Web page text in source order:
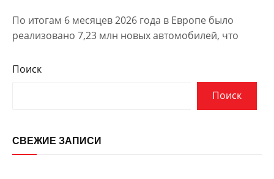
По итогам 6 месяцев 2026 года в Европе было
реализовано 7,23 млн новых автомобилей, что
Поиск
Поиск
СВЕЖИЕ ЗАПИСИ